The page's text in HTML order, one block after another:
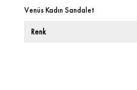
Venüs Kadın Sandalet
Renk